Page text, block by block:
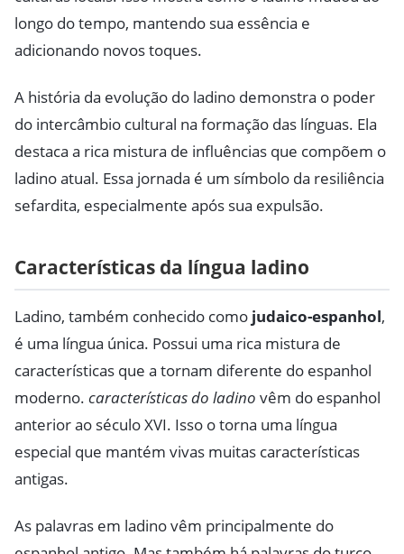
longo do tempo, mantendo sua essência e
adicionando novos toques.
A história da evolução do ladino demonstra o poder
do intercâmbio cultural na formação das línguas. Ela
destaca a rica mistura de influências que compõem o
ladino atual. Essa jornada é um símbolo da resiliência
sefardita, especialmente após sua expulsão.
Características da língua ladino
Ladino, também conhecido como judaico-espanhol,
é uma língua única. Possui uma rica mistura de
características que a tornam diferente do espanhol
moderno. características do ladino vêm do espanhol
anterior ao século XVI. Isso o torna uma língua
especial que mantém vivas muitas características
antigas.
As palavras em ladino vêm principalmente do